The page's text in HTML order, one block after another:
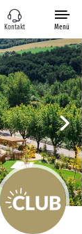
Kontakt Menü